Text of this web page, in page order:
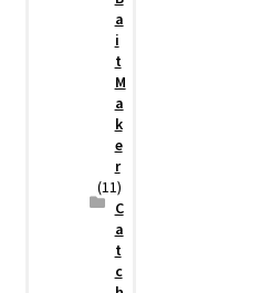
a
i
t
M
a
k
e
r
(11)
C
a
t
c